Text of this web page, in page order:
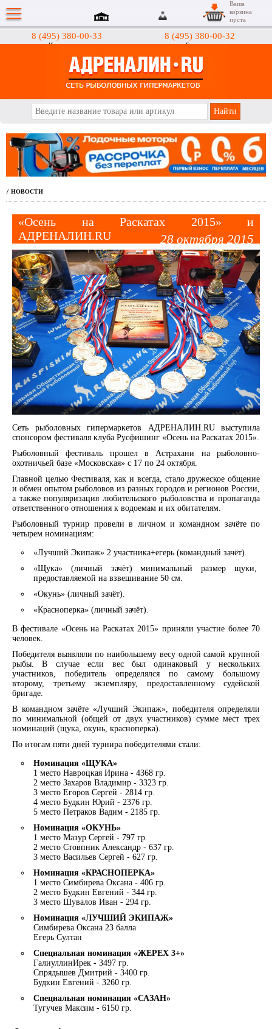
8 (495) 380-00-33
Интернет-магазин
8 (495) 380-00-32
Гипермаркеты
Ваша
корзина
пуста
/ НОВОСТИ
«Осень на Раскатах 2015» и
АДРЕНАЛИН.RU
28 октября 2015
Сеть рыболовных гипермаркетов АДРЕНАЛИН.RU выступила
спонсором фестиваля клуба Русфишинг «Осень на Раскатах 2015».
Рыболовный фестиваль прошел в Астрахани на рыболовно-
охотничьей базе «Московская» с 17 по 24 октября.
Главной целью Фестиваля, как и всегда, стало дружеское общение
и обмен опытом рыболовов из разных городов и регионов России,
а также популяризация любительского рыболовства и пропаганда
ответственного отношения к водоемам и их обитателям.
Рыболовный турнир провели в личном и командном зачёте по
четырем номинациям:
«Лучший Экипаж» 2 участника+егерь (командный зачёт).
«Щука» (личный зачёт) минимальный размер щуки,
предоставляемой на взвешивание 50 см.
«Окунь» (личный зачёт).
«Красноперка» (личный зачёт).
В фестивале «Осень на Раскатах 2015» приняли участие более 70
человек.
Победителя выявляли по наибольшему весу одной самой крупной
рыбы. В случае если вес был одинаковый у нескольких
участников, победитель определялся по самому большому
второму, третьему экземпляру, предоставленному судейской
бригаде.
В командном зачёте «Лучший Экипаж», победителя определяли
по минимальной (общей от двух участников) сумме мест трех
номинаций (щука, окунь, красноперка).
По итогам пяти дней турнира победителями стали:
Номинация «ЩУКА»
1 место Навроцкая Ирина - 4368 гр.
2 место Захаров Владимир - 3323 гр.
3 место Егоров Сергей - 2814 гр.
4 место Будкин Юрий - 2376 гр.
5 место Петраков Вадим - 2185 гр.
Номинация «ОКУНЬ»
1 место Мазур Сергей - 797 гр.
2 место Стовпник Александр - 637 гр.
3 место Васильев Сергей - 627 гр.
Номинация «КРАСНОПЕРКА»
1 место Симбирева Оксана - 406 гр.
2 место Будкин Евгений - 344 гр.
3 место Шувалов Иван - 294 гр.
Номинация «ЛУЧШИЙ ЭКИПАЖ»
Симбирева Оксана 23 балла
Егерь Султан
Специальная номинация «ЖЕРЕХ 3+»
ГалиуллинИрек - 3497 гр.
Спрядышев Дмитрий - 3400 гр.
Будкин Евгений - 3260 гр.
Специальная номинация «САЗАН»
Тугучев Максим - 6150 гр.